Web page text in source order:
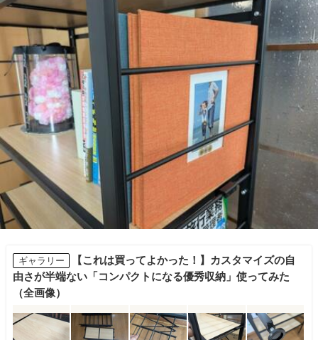
ギャラリー
【これは買ってよかった！】カスタマイズの自
由さが半端ない「コンパクトになる優秀収納」使ってみた
（全画像）